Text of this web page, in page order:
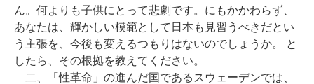
ん。何よりも子供にとって悲劇です。にもかかわらず、
あなたは、輝かしい模範として日本も見習うべきだとい
う主張を、今後も変えるつもりはないのでしょうか。 と
したら、その根拠を教えてください。
二、「性革命」の進んだ国であるスウェーデンでは、